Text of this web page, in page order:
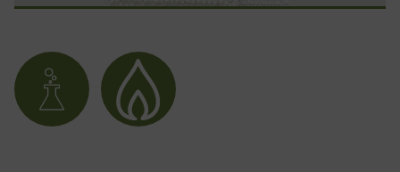
Chimie Flamme